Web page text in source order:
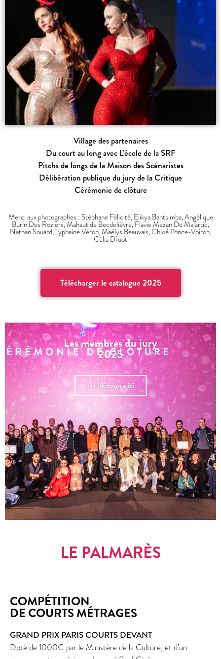
Village des partenaires
Du court au long avec L’école de la SRF
Pitchs de longs de la Maison des Scénaristes
Délibération publique du jury de la Critique
Cérémonie de clôture
Merci aux photographes : Stéphane Félicité, Elikya Bantsimba, Angélique
Burin Des Roziers, Mahaut de Becdelièvre, Flavie Mezan De Malartic,
Nathan Souard, Typhaine Véron, Maëlys Beauvais, Chloé Ponce-Voiron,
Célia Druot
Télécharger le catalogue 2025
Les membres du jury
2025
À redécouvrir ici
LE PALMARÈS
COMPÉTITION
DE COURTS MÉTRAGES
GRAND PRIX PARIS COURTS DEVANT
Doté de 1000€ par le Ministère de la Culture, et d’un